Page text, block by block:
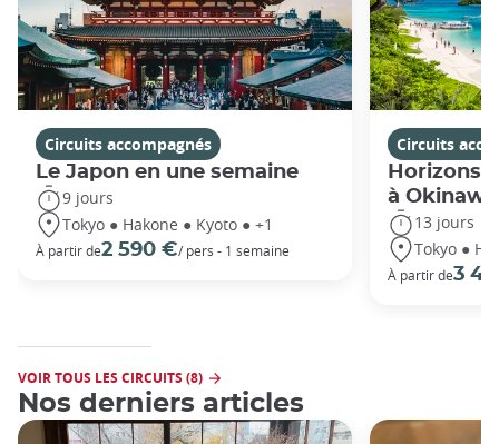
Circuits accompagnés
Le Japon en une semaine
9 jours
Tokyo ● Hakone ● Kyoto ● +1
À partir de2 590 €/ pers - 1 semaine
Circuits
Horizons
à Okinawa
13 jours
Tokyo ●
À partir de3
VOIR TOUS LES CIRCUITS (8)
Nos derniers articles